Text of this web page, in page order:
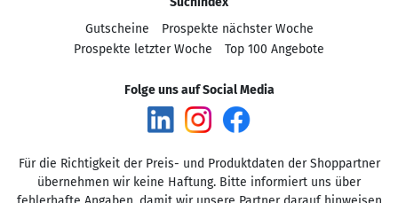
Gutscheine
Prospekte nächster Woche
Prospekte letzter Woche
Top 100 Angebote
Folge uns auf Social Media
Für die Richtigkeit der Preis- und Produktdaten der Shoppartner
übernehmen wir keine Haftung. Bitte informiert uns über